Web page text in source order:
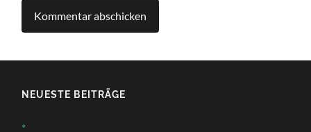
NEUESTE BEITRÄGE
*